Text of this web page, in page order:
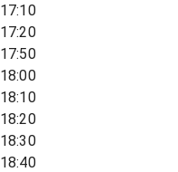
17:10
17:20
17:50
18:00
18:10
18:20
18:30
18:40